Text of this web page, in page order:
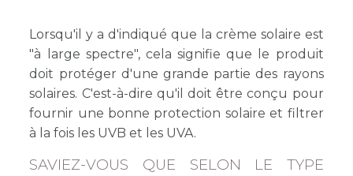
Lorsqu'il y a d'indiqué que la crème solaire est
"à large spectre", cela signifie que le produit
doit protéger d'une grande partie des rayons
solaires. C'est-à-dire qu'il doit être conçu pour
fournir une bonne protection solaire et filtrer
à la fois les UVB et les UVA.
SAVIEZ-VOUS QUE SELON LE TYPE